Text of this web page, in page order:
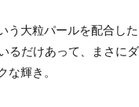
う大粒パールを配合した
るだけあって、まさに
な輝き。